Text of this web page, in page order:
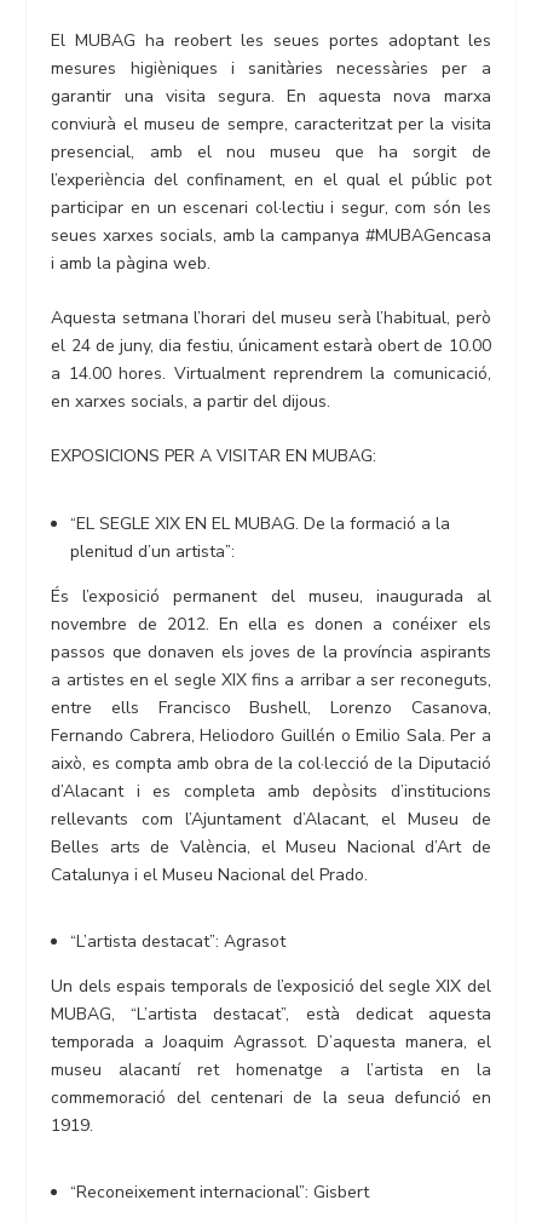
El MUBAG ha reobert les seues portes adoptant les
mesures higièniques i sanitàries necessàries per a
garantir una visita segura. En aquesta nova marxa
conviurà el museu de sempre, caracteritzat per la visita
presencial, amb el nou museu que ha sorgit de
l’experiència del confinament, en el qual el públic pot
participar en un escenari col·lectiu i segur, com són les
seues xarxes socials, amb la campanya #MUBAGencasa
i amb la pàgina web.
Aquesta setmana l’horari del museu serà l’habitual, però
el 24 de juny, dia festiu, únicament estarà obert de 10.00
a 14.00 hores. Virtualment reprendrem la comunicació,
en xarxes socials, a partir del dijous.
EXPOSICIONS PER A VISITAR EN MUBAG:
“EL SEGLE XIX EN EL MUBAG. De la formació a la
plenitud d’un artista”:
És l’exposició permanent del museu, inaugurada al
novembre de 2012. En ella es donen a conéixer els
passos que donaven els joves de la província aspirants
a artistes en el segle XIX fins a arribar a ser reconeguts,
entre ells Francisco Bushell, Lorenzo Casanova,
Fernando Cabrera, Heliodoro Guillén o Emilio Sala. Per a
això, es compta amb obra de la col·lecció de la Diputació
d’Alacant i es completa amb depòsits d’institucions
rellevants com l’Ajuntament d’Alacant, el Museu de
Belles arts de València, el Museu Nacional d’Art de
Catalunya i el Museu Nacional del Prado.
“L’artista destacat”: Agrasot
Un dels espais temporals de l’exposició del segle XIX del
MUBAG, “L’artista destacat”, està dedicat aquesta
temporada a Joaquim Agrassot. D’aquesta manera, el
museu alacantí ret homenatge a l’artista en la
commemoració del centenari de la seua defunció en
1919.
“Reconeixement internacional”: Gisbert